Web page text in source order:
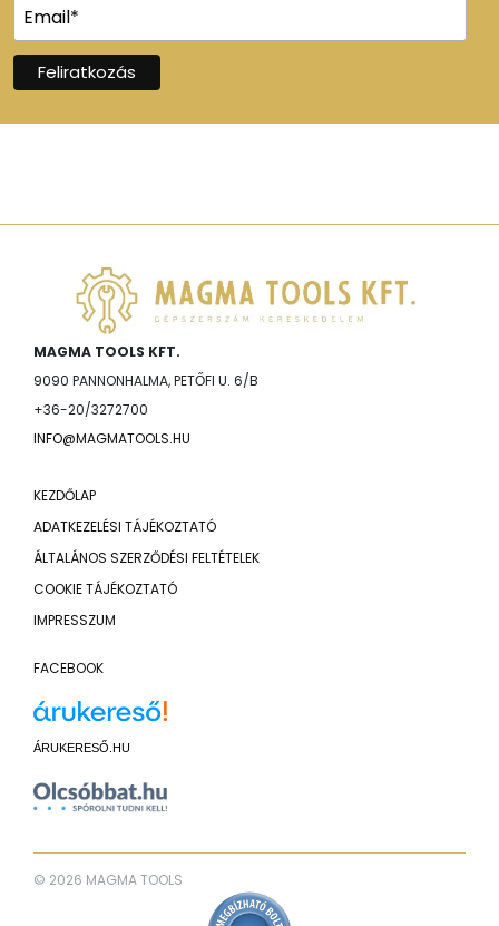
MAGMA TOOLS KFT.
9090 PANNONHALMA, PETŐFI U. 6/B
+36-20/3272700
INFO@MAGMATOOLS.HU
KEZDŐLAP
ADATKEZELÉSI TÁJÉKOZTATÓ
ÁLTALÁNOS SZERZŐDÉSI FELTÉTELEK
COOKIE TÁJÉKOZTATÓ
IMPRESSZUM
FACEBOOK
ÁRUKERESŐ.HU
© 2026 MAGMA TOOLS